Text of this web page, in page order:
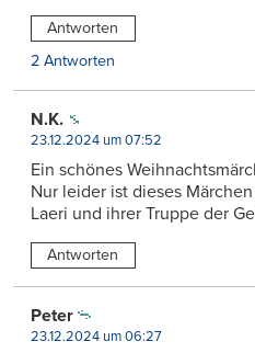
Antworten
2 Antworten
N.K.
23.12.2024 um 07:52
Ein schönes
Nur leider ist dieses
Laeri und ihrer Truppe der
Antworten
Peter
23.12.2024 um 06:27